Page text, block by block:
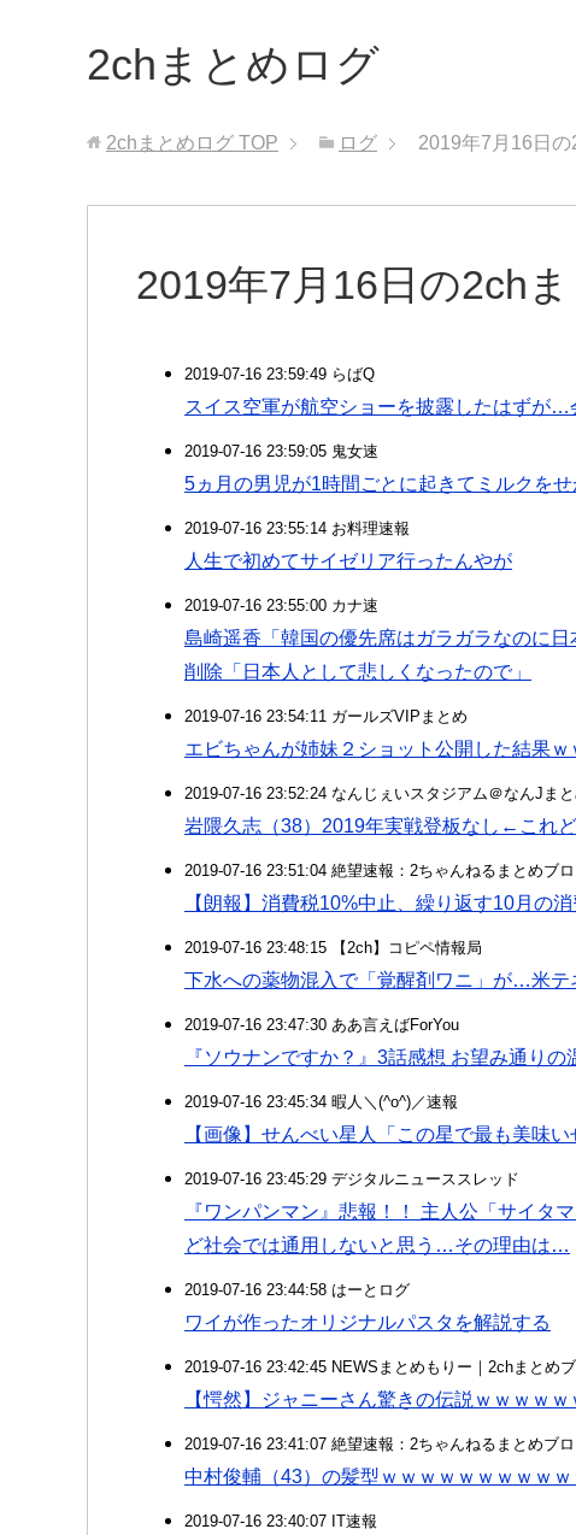
2chまとめログ
2chまとめログ TOP ログ 2019年7月16日
2019年7月16日の2ch
2019-07-16 23:59:49 らばQ
スイス空軍が航空ショーを披露したはずが
2019-07-16 23:59:05 鬼女速
5ヵ月の男児が1時間ごとに起きてミルクを
2019-07-16 23:55:14 お料理速報
人生で初めてサイゼリア行ったんやが
2019-07-16 23:55:00 カナ速
島崎遥香「韓国の優先席はガラガラなのに
削除「日本人として悲しくなったので」
2019-07-16 23:54:11 ガールズVIPまとめ
エビちゃんが姉妹２ショット公開した結果
2019-07-16 23:52:24 なんじぇいスタジアム＠なんJま
岩隈久志（38）2019年実戦登板なし←これ
2019-07-16 23:51:04 絶望速報：2ちゃんねるまとめブ
【朗報】消費税10%中止、繰り返す10月の
2019-07-16 23:48:15 【2ch】コピペ情報局
下水への薬物混入で「覚醒剤ワニ」が…米テ
2019-07-16 23:47:30 ああ言えばForYou
『ソウナンですか？』3話感想 お望み通りの
2019-07-16 23:45:34 暇人＼(^o^)／速報
【画像】せんべい星人「この星で最も美味
2019-07-16 23:45:29 デジタルニューススレッド
『ワンパンマン』悲報！！ 主人公「サイ
ど社会では通用しないと思う…その理由は…
2019-07-16 23:44:58 はーとログ
ワイが作ったオリジナルパスタを解説する
2019-07-16 23:42:45 NEWSまとめもりー｜2chまとめ
【愕然】ジャニーさん驚きの伝説ｗｗｗｗｗ
2019-07-16 23:41:07 絶望速報：2ちゃんねるまとめブ
中村俊輔（43）の髪型ｗｗｗｗｗｗｗｗｗ
2019-07-16 23:40:07 IT速報